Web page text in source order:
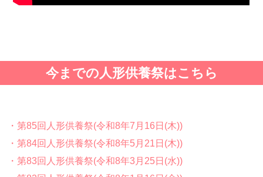
今までの人形供養祭はこちら
・第85回人形供養祭(令和8年7月16日(木))
・第84回人形供養祭(令和8年5月21日(木))
・第83回人形供養祭(令和8年3月25日(水))